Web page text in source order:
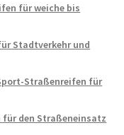
für weiche bis
Stadtverkehr und
Straßenreifen für
für den Straßeneinsatz